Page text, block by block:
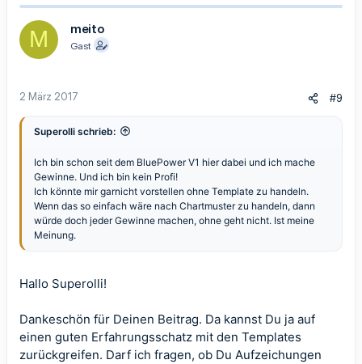
k
t
o
n
:
M meito
Gast
2 März 2017 #9
Superolli schrieb:
Ich bin schon seit dem BluePower V1 hier dabei und ich mache
Gewinne. Und ich bin kein Profi!
Ich könnte mir garnicht vorstellen ohne Template zu handeln.
Wenn das so einfach wäre nach Chartmuster zu handeln, dann
würde doch jeder Gewinne machen, ohne geht nicht. Ist meine
Meinung.
Hallo Superolli!
Dankeschön für Deinen Beitrag. Da kannst Du ja auf
einen guten Erfahrungsschatz mit den Templates
zurückgreifen. Darf ich fragen, ob Du Aufzeichungen